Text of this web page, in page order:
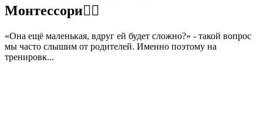
Монтессори👇🏼
«Она ещё маленькая, вдруг ей будет сложно?» - такой вопрос
мы часто слышим от родителей. Именно поэтому на
тренировк...